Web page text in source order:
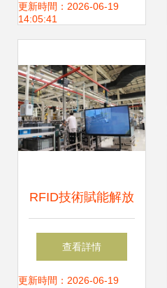
能高效管理
更新時間：2026-06-19
14:05:41
RFID技術賦能解放
動力 打造重型發動
機智能制造新標桿
查看詳情
更新時間：2026-06-19